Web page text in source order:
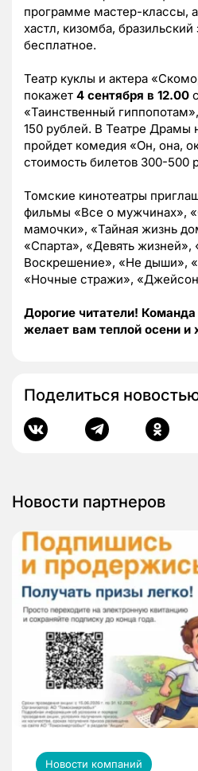
программе мастер-классы, а
хастл, кизомба, бразильский
бесплатное.
Театр куклы и актера
покажет 4 сентября в 12.00
«Таинственный
150 рублей. В Театре Драмы
пройдет комедия «Он, она,
стоимость билетов 300-500
Томские кинотеатры
фильмы «Все о мужчинах»,
мамочки», «Тайная жизнь
«Спарта», «Девять жизней»,
Воскрешение», «Не дыши»,
«Ночные стражи»,
Дорогие читатели!
желает вам теплой осени и
Поделиться
Новости партнеров
Новости компаний